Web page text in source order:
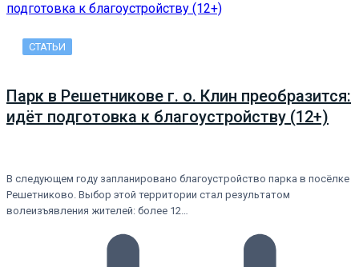
СТАТЬИ
Парк в Решетникове г. о. Клин преобразится:
идёт подготовка к благоустройству (12+)
В следующем году запланировано благоустройство парка в посёлке
Решетниково. Выбор этой территории стал результатом
волеизъявления жителей: более 12…